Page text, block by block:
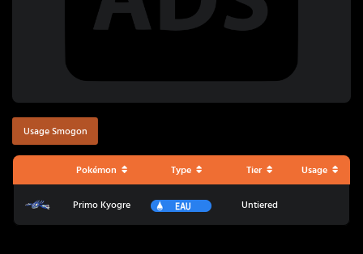
Usage Smogon
Pokémon Type Tier Usage
Primo Kyogre Eau Untiered